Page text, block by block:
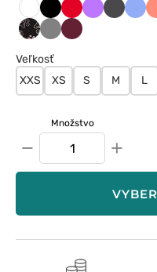
Biały CzarnyCzerwony
FioletowyGrafitowy
Peace
paws
Szary Wiśniowy
Veľkosť
XXS
XS S M L
Množstvo
− +